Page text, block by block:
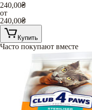
240,00₴
от
240,00₴
Купить
Часто покупают вместе